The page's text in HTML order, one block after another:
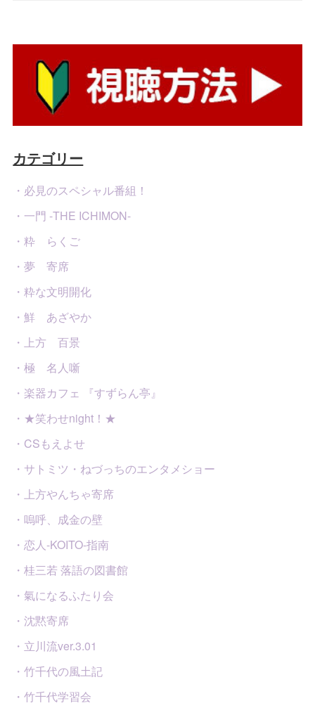
カテゴリー
・必見のスペシャル番組！
・一門 -THE ICHIMON-
・粋 らくご
・夢 寄席
・粋な文明開化
・鮮 あざやか
・上方 百景
・極 名人噺
・楽器カフェ 『すずらん亭』
・★笑わせnight！★
・CSもえよせ
・サトミツ・ねづっちのエンタメショー
・上方やんちゃ寄席
・嗚呼、成金の壁
・恋人-KOITO-指南
・桂三若 落語の図書館
・氣になるふたり会
・沈黙寄席
・立川流ver.3.01
・竹千代の風土記
・竹千代学習会